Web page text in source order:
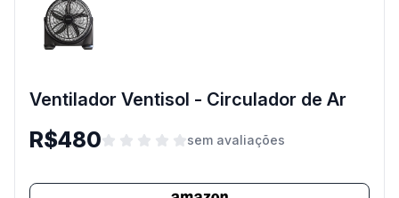
Ventilador Ventisol - Circulador de Ar
R$480 sem avaliações